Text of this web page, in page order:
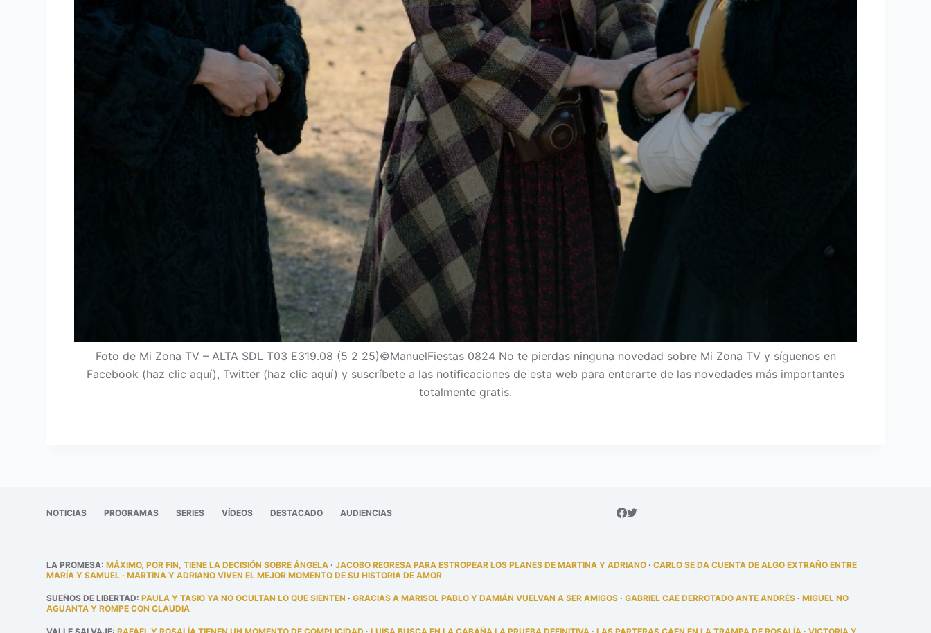
Foto de Mi Zona TV – ALTA SDL T03 E319.08 (5 2 25)©ManuelFiestas 0824 No te pierdas ninguna novedad sobre Mi Zona TV y síguenos en
Facebook (haz clic aquí), Twitter (haz clic aquí) y suscríbete a las notificaciones de esta web para enterarte de las novedades más importantes
totalmente gratis.
NOTICIAS PROGRAMAS SERIES VÍDEOS DESTACADO AUDIENCIAS
LA PROMESA:MÁXIMO, POR FIN, TIENE LA DECISIÓN SOBRE ÁNGELA ·JACOBO REGRESA PARA ESTROPEAR LOS PLANES DE MARTINA Y ADRIANO ·CARLO SE DA CUENTA DE ALGO EXTRAÑO ENTRE
MARÍA Y SAMUEL ·MARTINA Y ADRIANO VIVEN EL MEJOR MOMENTO DE SU HISTORIA DE AMOR
SUEÑOS DE LIBERTAD:PAULA Y TASIO YA NO OCULTAN LO QUE SIENTEN ·GRACIAS A MARISOL PABLO Y DAMIÁN VUELVAN A SER AMIGOS ·GABRIEL CAE DERROTADO ANTE ANDRÉS ·MIGUEL NO
AGUANTA Y ROMPE CON CLAUDIA